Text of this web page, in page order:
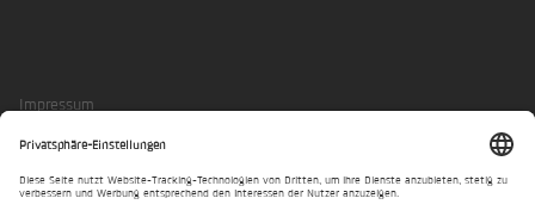
Impressum
Datenschutzerklärung
Privatsphäre-Einstellungen